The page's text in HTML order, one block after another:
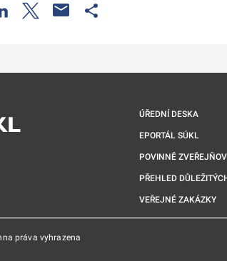
se otevře na nové kartě
Odkaz se otevře na nové kartě
Odkaz se otevře na nové kartě
ÚŘEDNÍ DESKA
EPORTÁL SÚKL
POVINNĚ
PŘEHLED
VEŘEJNÉ ZAKÁZKY
práva vyhrazena